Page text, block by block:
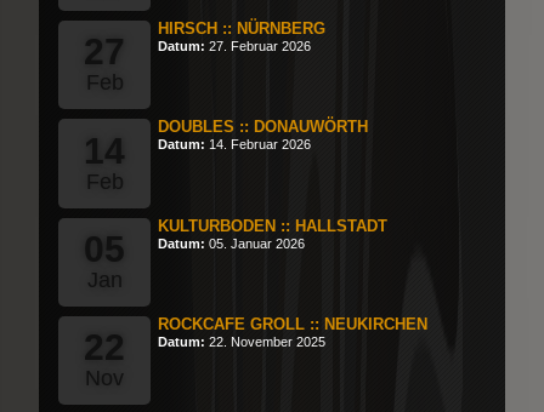
27
Feb
HIRSCH :: NÜRNBERG
Datum: 27. Februar 2026
14
Feb
DOUBLES :: DONAUWÖRTH
Datum: 14. Februar 2026
05
Jan
KULTURBODEN :: HALLSTADT
Datum: 05. Januar 2026
22
Nov
ROCKCAFE GROLL :: NEUKIRCHEN
Datum: 22. November 2025